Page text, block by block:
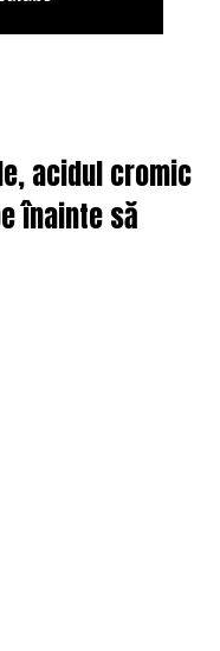
acidul cromic
înainte să